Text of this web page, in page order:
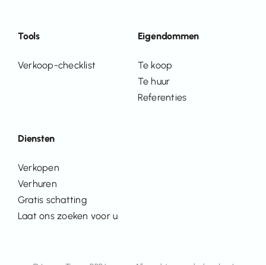
Diensten
Verkopen
Verhuren
Gratis schatting
Laat ons zoeken voor u
Eigendommen
Te koop
Te huur
Referenties
Tools
Verkoop-checklist